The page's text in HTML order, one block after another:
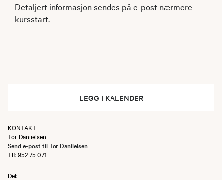
Detaljert informasjon sendes på e-post nærmere
kursstart.
LEGG I KALENDER
KONTAKT
Tor Daniielsen
Send e-post til Tor Daniielsen
Tlf: 952 75 071
Del: